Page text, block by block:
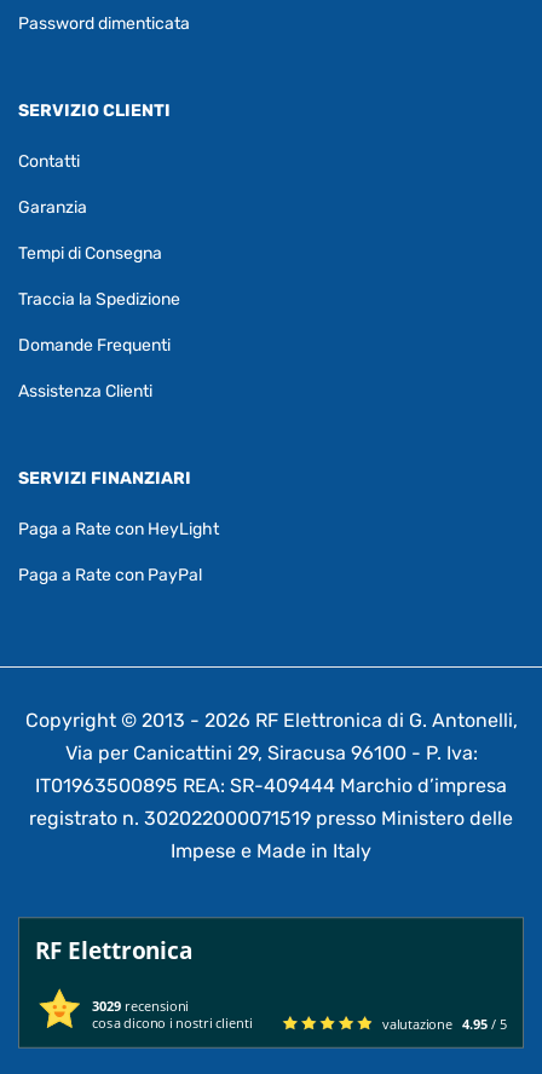
Password dimenticata
SERVIZIO CLIENTI
Contatti
Garanzia
Tempi di Consegna
Traccia la Spedizione
Domande Frequenti
Assistenza Clienti
SERVIZI FINANZIARI
Paga a Rate con HeyLight
Paga a Rate con PayPal
Copyright © 2013 - 2026 RF Elettronica di G. Antonelli,
Via per Canicattini 29, Siracusa 96100 - P. Iva:
IT01963500895 REA: SR-409444 Marchio d’impresa
registrato n. 302022000071519 presso Ministero delle
Impese e Made in Italy
RF Elettronica
3029 recensioni
cosa dicono i nostri clienti
valutazione 4.95 / 5